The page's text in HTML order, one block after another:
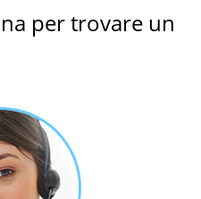
per trovare un